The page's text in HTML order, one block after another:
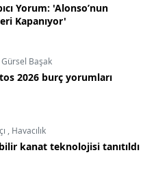
Yorum: 'Alonso’nun
Kapanıyor'
Gürsel Başak
2026 burç yorumları
, Havacılık
kanat teknolojisi tanıtıldı